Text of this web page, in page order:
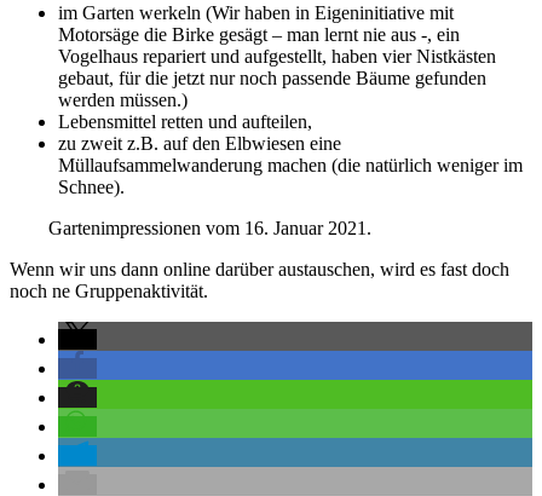
im Garten werkeln (Wir haben in Eigeninitiative mit
Motorsäge die Birke gesägt – man lernt nie aus -, ein
Vogelhaus repariert und aufgestellt, haben vier Nistkästen
gebaut, für die jetzt nur noch passende Bäume gefunden
werden müssen.)
Lebensmittel retten und aufteilen,
zu zweit z.B. auf den Elbwiesen eine
Müllaufsammelwanderung machen (die natürlich weniger im
Schnee).
Gartenimpressionen vom 16. Januar 2021.
Wenn wir uns dann online darüber austauschen, wird es fast doch
noch ne Gruppenaktivität.